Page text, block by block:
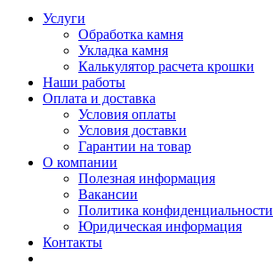
Услуги
Обработка камня
Укладка камня
Калькулятор расчета крошки
Наши работы
Оплата и доставка
Условия оплаты
Условия доставки
Гарантии на товар
О компании
Полезная информация
Вакансии
Политика конфиденциальности
Юридическая информация
Контакты